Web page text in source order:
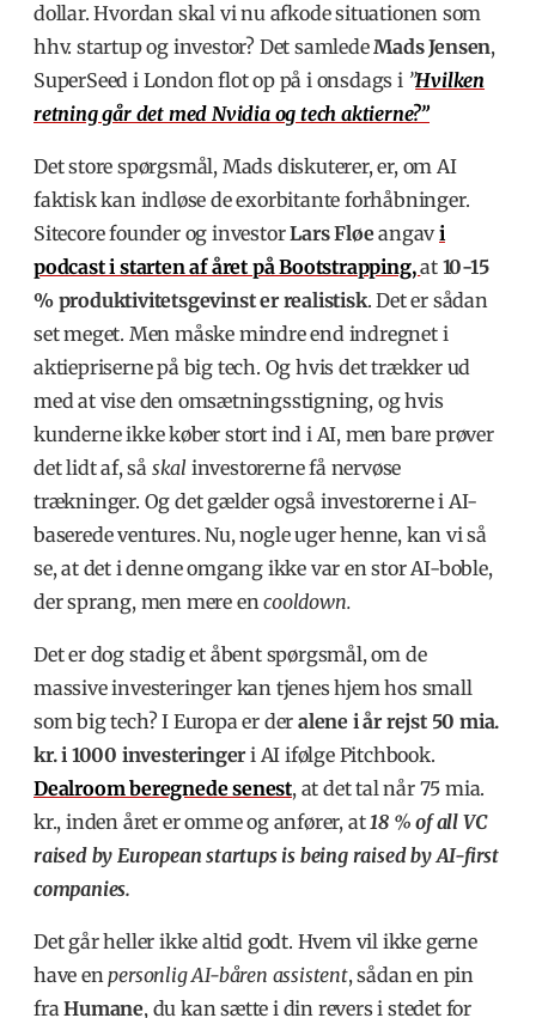
dollar.Hvordan skal vi nu afkode situationen som
hhv. startup og investor? Det samledeMads Jensen,
SuperSeed i London flot op på i onsdags i ”Hvilken
retning går det med Nvidia og tech aktierne?”
Det store spørgsmål, Mads diskuterer, er, om AI
faktisk kan indløse de exorbitante forhåbninger.
Sitecore founder og investorLars Fløeangavi
podcast i starten af året på Bootstrapping,at 10-15
% produktivitetsgevinst er realistisk. Det er sådan
set meget. Men måske mindre end indregnet i
aktiepriserne på big tech. Og hvis det trækker ud
med at vise den omsætningsstigning, og hvis
kunderne ikke køber stort ind i AI, men bare prøver
det lidt af, så skal investorerne få nervøse
trækninger. Og det gælder også investorerne i AI-
baserede ventures. Nu, nogle uger henne, kan vi så
se, at det i denne omgang ikke var en stor AI-boble,
der sprang, men mere encooldown.
Det er dog stadig et åbent spørgsmål, om de
massive investeringer kan tjenes hjem hos small
som big tech?I Europa er deralene i år rejst 50 mia.
kr. i 1000 investeringer i AI ifølge Pitchbook.
Dealroom beregnede senest, at det tal når 75 mia.
kr., inden året er omme og anfører, at18 % of all VC
raised by European startups is being raised by AI-first
companies.
Det går heller ikke altid godt. Hvem vil ikke gerne
have enpersonlig AI-båren assistent, sådan en pin
fraHumane, du kan sætte i din revers i stedet for